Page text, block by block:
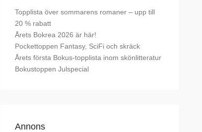
Topplista över sommarens romaner – upp till
20 % rabatt
Årets Bokrea 2026 är här!
Pockettoppen Fantasy, SciFi och skräck
Årets första Bokus-topplista inom skönlitteratur
Bokustoppen Julspecial
Annons